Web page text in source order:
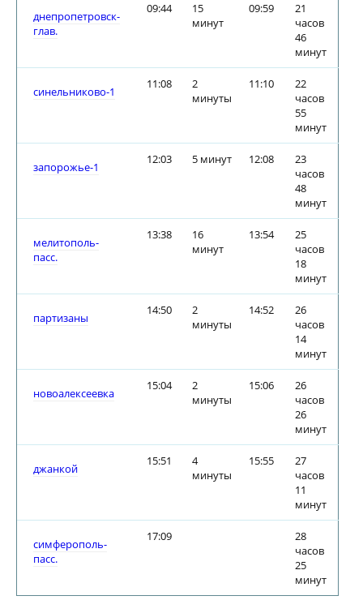
днепропетровск-
глав.
09:44
15
минут
09:59
21
часов
46
минут
синельниково-1
11:08
2
минуты
11:10
22
часов
55
минут
запорожье-1
12:03 5 минут 12:08
23
часов
48
минут
мелитополь-
пасс.
13:38
16
минут
13:54
25
часов
18
минут
партизаны
14:50
2
минуты
14:52
26
часов
14
минут
новоалексеевка
15:04
2
минуты
15:06
26
часов
26
минут
джанкой
15:51
4
минуты
15:55
27
часов
11
минут
симферополь-
пасс.
17:09
28
часов
25
минут